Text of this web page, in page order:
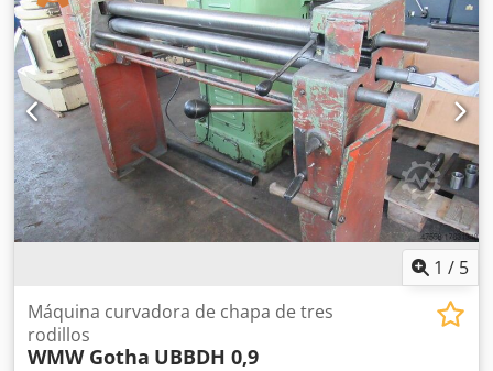
accionamiento por engranajes - Rodillo superior abatible
lateralmente - Motor principal con freno - Dispositivo para
curvado cónico - Panel de control móvil y pedal
Crjdpfxjyvvrbj Ab Rsf - Marcado CE/Declaración de
conformidad Equipamiento especial: - Ajuste motorizado
del rodillo trasero - Indicador digital para rodillo trasero -
Rodillos endurecidos por inducción
1 / 5
Máquina curvadora de chapa de tres
rodillos
WMW Gotha UBBDH 0,9